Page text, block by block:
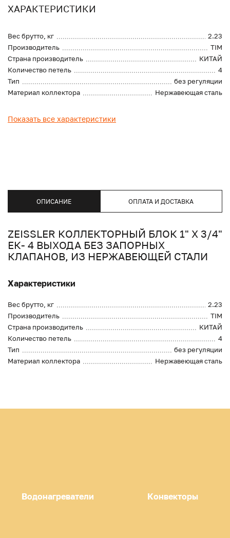
ХАРАКТЕРИСТИКИ
Вес брутто, кг
2.23
Производитель
TIM
Страна производитель
КИТАЙ
Количество петель
4
Тип
без регуляции
Материал коллектора
Нержавеющая сталь
Показать все характеристики
ОПИСАНИЕ ОПЛАТА И ДОСТАВКА
ZEISSLER КОЛЛЕКТОРНЫЙ БЛОК 1" Х 3/4"
ЕК- 4 ВЫХОДА БЕЗ ЗАПОРНЫХ
КЛАПАНОВ, ИЗ НЕРЖАВЕЮЩЕЙ СТАЛИ
Характеристики
Вес брутто, кг
2.23
Производитель
TIM
Страна производитель
КИТАЙ
Количество петель
4
Тип
без регуляции
Материал коллектора
Нержавеющая сталь
Водонагреватели Конвекторы